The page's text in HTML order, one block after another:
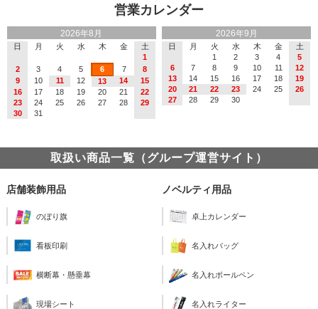
営業カレンダー
2026年8月
日 月 火 水 木 金
土
1
2
3 4 5 6 7
8
9
10 11 12 13 14
15
16
17 18 19 20 21
22
23
24 25 26 27 28
29
30
31
2026年9月
日 月 火 水 木 金
土
1
2 3 4
5
6
7 8 9 10 11
12
13
14 15 16 17 18
19
20
21 22 23 24 25
26
27
28 29 30
取扱い商品一覧（グループ運営サイト）
店舗装飾用品
のぼり旗
看板印刷
横断幕・懸垂幕
現場シート
ノベルティ用品
卓上カレンダー
名入れバッグ
名入れボールペン
名入れライター